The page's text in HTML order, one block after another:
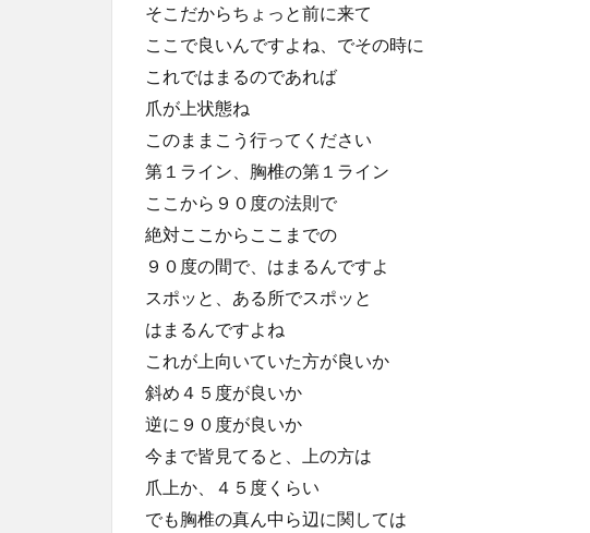
そこだからちょっと前に来て
ここで良いんですよね、でその時に
これではまるのであれば
爪が上状態ね
このままこう行ってください
第１ライン、胸椎の第１ライン
ここから９０度の法則で
絶対ここからここまでの
９０度の間で、はまるんですよ
スポッと、ある所でスポッと
はまるんですよね
これが上向いていた方が良いか
斜め４５度が良いか
逆に９０度が良いか
今まで皆見てると、上の方は
爪上か、４５度くらい
でも胸椎の真ん中ら辺に関しては